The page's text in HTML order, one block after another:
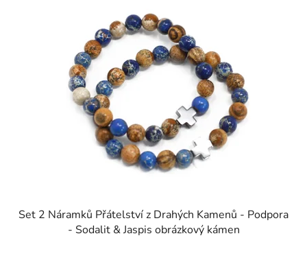
Set 2 Náramků Přátelství z Drahých Kamenů - Podpora
- Sodalit & Jaspis obrázkový kámen